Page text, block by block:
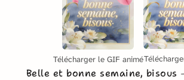
Télécharger le GIF animé
Belle et bonne semaine, bisous